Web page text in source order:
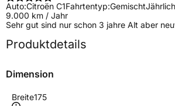
Auto:Citroën C1Fahrtentyp:Gemischt
9.000 km / Jahr
Sehr gut sind nur schon 3 jahre Alt aber
Produktdetails
Dimension
Breite175